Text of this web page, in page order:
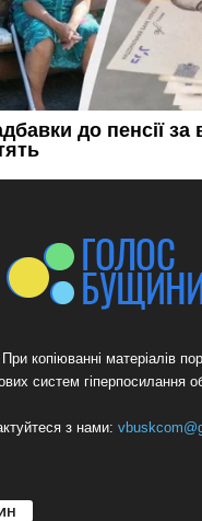
копіюванні матеріалів
систем гіперпосилання
з нами: